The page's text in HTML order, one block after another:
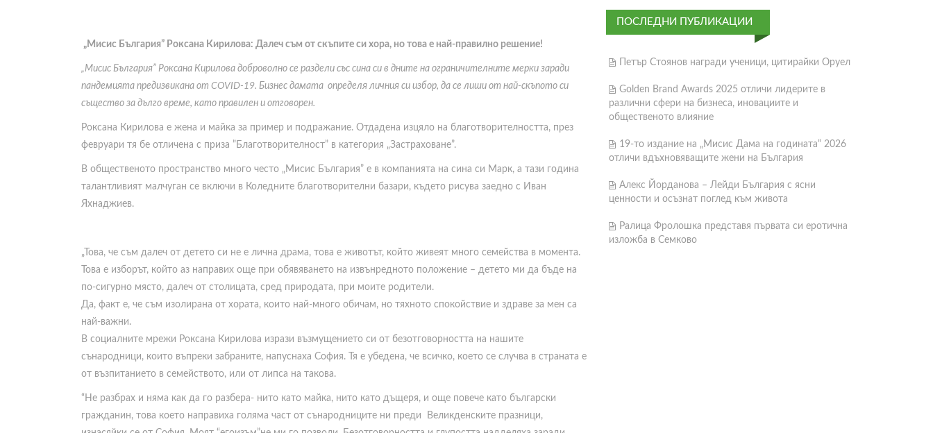
„Мисис България” Роксана Кирилова: Далеч съм от скъпите си хора, но това е най-правилно решение!
„Мисис България” Роксана Кирилова доброволно се раздели със сина си в дните на ограничителните мерки заради
пандемията предизвикана от COVID-19. Бизнес дамата определя личния си избор, да се лиши от най-скъпото си
същество за дълго време, като правилен и отговорен.
Роксана Кирилова е жена и майка за пример и подражание. Отдадена изцяло на благотворителността, през
февруари тя бе отличена с приза ”Благотворителност” в категория „Застраховане”.
В общественото пространство много често „Мисис България” е в компанията на сина си Марк, а тази година
талантливият малчуган се включи в Коледните благотворителни базари, където рисува заедно с Иван
Яхнаджиев.
„Това, че съм далеч от детето си не е лична драма, това е животът, който живеят много семейства в момента.
Това е изборът, който аз направих още при обявяването на извънредното положение – детето ми да бъде на
по-сигурно място, далеч от столицата, сред природата, при моите родители.
Да, факт е, че съм изолирана от хората, които най-много обичам, но тяхното спокойствие и здраве за мен са
най-важни.
В социалните мрежи Роксана Кирилова изрази възмущението си от безотговорността на нашите
сънародници, които въпреки забраните, напуснаха София. Тя е убедена, че всичко, което се случва в страната е
от възпитанието в семейството, или от липса на такова.
“Не разбрах и няма как да го разбера- нито като майка, нито като дъщеря, и още повече като български
гражданин, това което направиха голяма част от сънародниците ни преди Великденските празници,
ПОСЛЕДНИ ПУБЛИКАЦИИ
Петър Стоянов награди ученици, цитирайки Оруел
Golden Brand Awards 2025 отличи лидерите в
различни сфери на бизнеса, иновациите и
общественото влияние
19-то издание на „Мисис Дама на годината“ 2026
отличи вдъхновяващите жени на България
Алекс Йорданова – Лейди България с ясни
ценности и осъзнат поглед към живота
Ралица Фролошка представя първата си еротична
изложба в Семково